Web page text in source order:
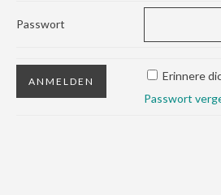
Passwort
Erinnere
Passwort